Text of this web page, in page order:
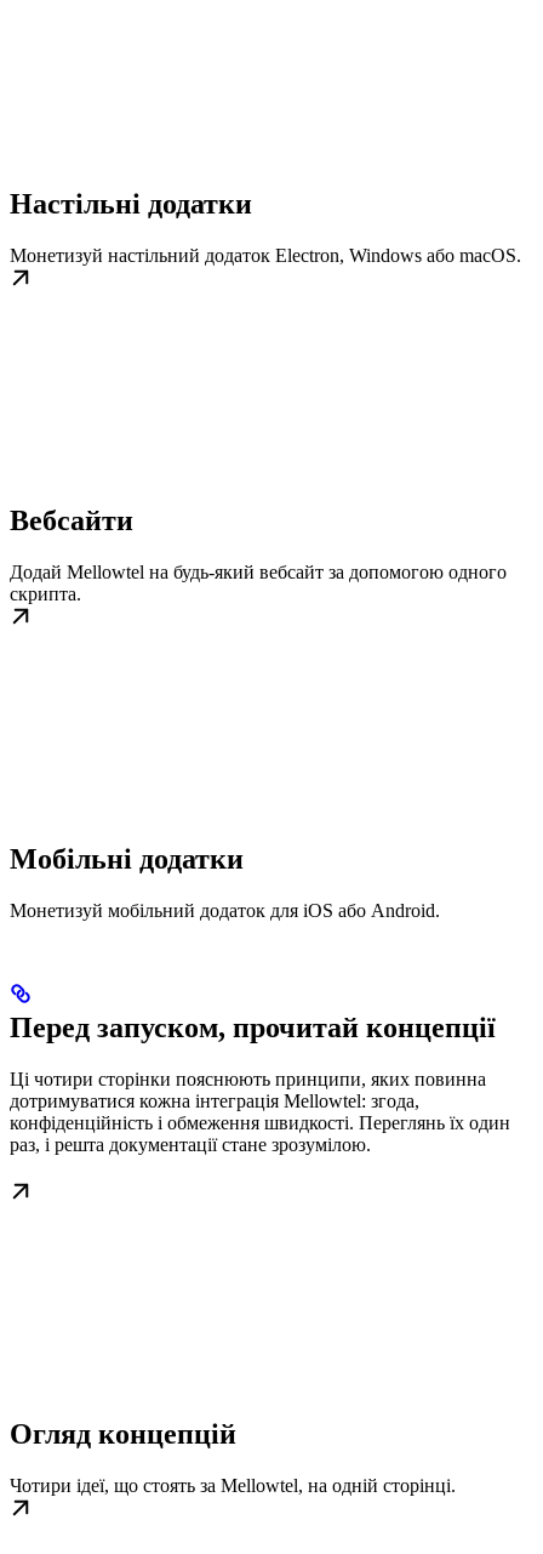
Настільні додатки
Монетизуй настільний додаток Electron, Windows або macOS.
Вебсайти
Додай Mellowtel на будь-який вебсайт за допомогою одного
скрипта.
Мобільні додатки
Монетизуй мобільний додаток для iOS або Android.
Перед запуском, прочитай концепції
Ці чотири сторінки пояснюють принципи, яких повинна
дотримуватися кожна інтеграція Mellowtel: згода,
конфіденційність і обмеження швидкості. Переглянь їх один
раз, і решта документації стане зрозумілою.
Огляд концепцій
Чотири ідеї, що стоять за Mellowtel, на одній сторінці.